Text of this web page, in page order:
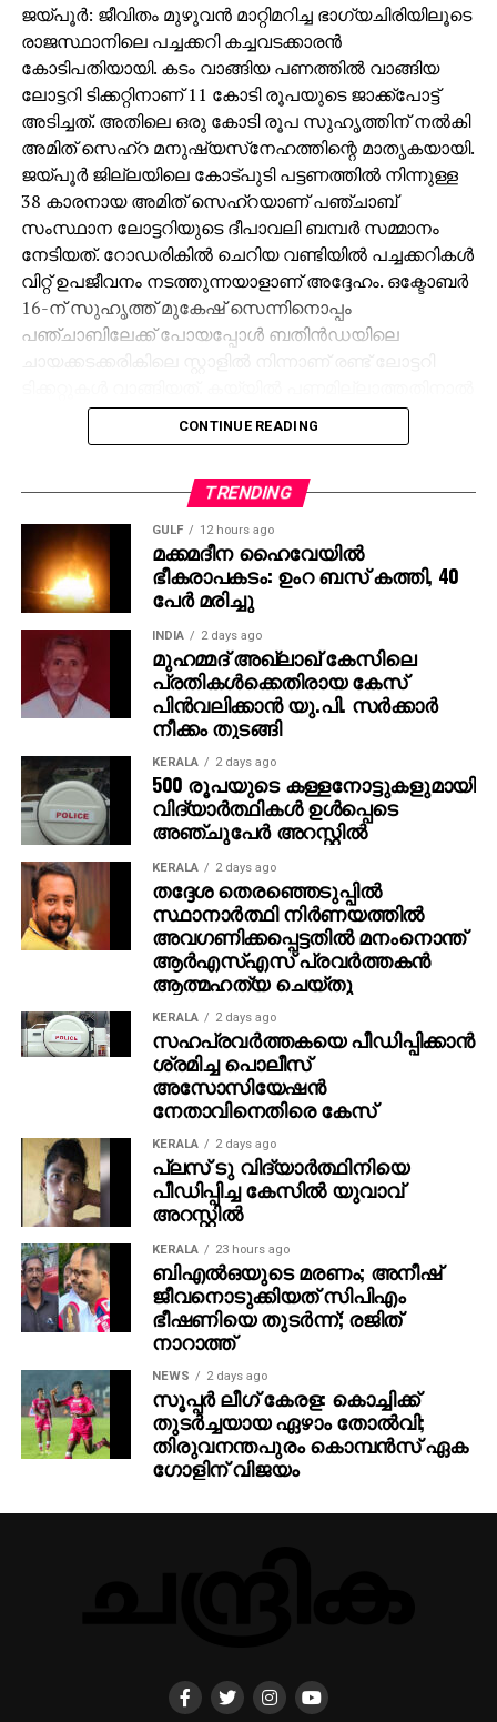
ജയ്പൂര്‍: ജീവിതം മുഴുവന്‍ മാറ്റിമറിച്ച ഭാഗ്യചിരിയിലൂടെ
രാജസ്ഥാനിലെ പച്ചക്കറി കച്ചവടക്കാരന്‍
കോടിപതിയായി. കടം വാങ്ങിയ പണത്തില്‍ വാങ്ങിയ
ലോട്ടറി ടിക്കറ്റിനാണ് 11 കോടി രൂപയുടെ ജാക്ക്‌പോട്ട്
അടിച്ചത്. അതിലെ ഒരു കോടി രൂപ സുഹൃത്തിന് നല്‍കി
അമിത് സെഹ്‌റ മനുഷ്യസ്‌നേഹത്തിന്റെ മാതൃകയായി.
ജയ്പൂര്‍ ജില്ലയിലെ കോട്പുടി പട്ടണത്തില്‍ നിന്നുള്ള
38 കാരനായ അമിത് സെഹ്‌റയാണ് പഞ്ചാബ്
സംസ്ഥാന ലോട്ടറിയുടെ ദീപാവലി ബമ്പര്‍ സമ്മാനം
നേടിയത്. റോഡരികില്‍ ചെറിയ വണ്ടിയില്‍ പച്ചക്കറികള്‍
വിറ്റ് ഉപജീവനം നടത്തുന്നയാളാണ് അദ്ദേഹം. ഒക്ടോബര്‍
16-ന് സുഹൃത്ത് മുകേഷ് സെന്നിനൊപ്പം
പഞ്ചാബിലേക്ക് പോയപ്പോള്‍ ബതിന്‍ഡയിലെ
മുകേഷിനോട് 1000 രൂപ കടം വാങ്ങുകയായിരുന്നു.
ഒക്ടോബര്‍ 31ന് രാത്രി 10 മണിക്ക് മുകേഷിന്റെ ഫോണ്‍
അടിച്ചതറിയുന്നത്. രണ്ടാമത്തെ ടിക്കറ്റിനും 1000 രൂപ
സമ്മാനമായി ലഭിച്ചു. ലോട്ടറി അടിച്ച വിവരം
അറിഞ്ഞപ്പോള്‍ ആദ്യം ഓര്‍ത്തത് സുഹൃത്ത്
മുകേഷിനെയായിരുന്നു. അദ്ദേഹത്തിന്റെ രണ്ട്
പെണ്‍മക്കള്‍ക്ക് 50 ലക്ഷം രൂപ വീതം ആകെ ഒരു കോടി
നല്‍കുമെന്ന് അമിത് പറഞ്ഞു. ‘ പഞ്ചാബിലേക്ക്
വരാന്‍പോലും 8,000 രൂപ കടം വാങ്ങിയിരുന്നു. അത്
ഇപ്പോള്‍ തിരിച്ചടക്കും. കോടിപതിയായെങ്കിലും ഞാന്‍
പഴയപോലെ കച്ചവടം തുടരും. ഭാര്യയുടെ ആഗ്രഹം
പോലെ സ്ഥലം വാങ്ങി വീട് പണിയും ‘ എന്നതായിരുന്നു
അമിതിന്റെ പ്രതികരണം. സാധാരണ മനുഷ്യന്റെ
മനോഹരമായ പങ്കുവെക്കലാണ് ഇപ്പോള്‍ സോഷ്യല്‍
മീഡിയയില്‍ ചര്‍ച്ചയായിരിക്കുന്നത്.
CONTINUE READING
TRENDING
GULF 12 hours ago
മക്കമദീന ഹൈവേയില്‍
ഭീകരാപകടം: ഉംറ ബസ് കത്തി, 40
പേര്‍ മരിച്ചു
INDIA 2 days ago
മുഹമ്മദ് അഖ്‌ലാഖ് കേസിലെ
പ്രതികള്‍ക്കെതിരായ കേസ്
പിന്‍വലിക്കാന്‍ യു.പി. സര്‍ക്കാര്‍
നീക്കം തുടങ്ങി
KERALA 2 days ago
500 രൂപയുടെ കള്ളനോട്ടുകളുമായി
വിദ്യാര്‍ത്ഥികള്‍ ഉള്‍പ്പെടെ
അഞ്ചുപേര്‍ അറസ്റ്റില്‍
KERALA 2 days ago
തദ്ദേശ തെരഞ്ഞെടുപ്പില്‍
സ്ഥാനാര്‍ത്ഥി നിര്‍ണയത്തില്‍
അവഗണിക്കപ്പെട്ടതില്‍ മനംനൊന്ത്
ആര്‍എസ്എസ് പ്രവര്‍ത്തകന്‍
ആത്മഹത്യ ചെയ്തു
KERALA 2 days ago
സഹപ്രവര്‍ത്തകയെ പീഡിപ്പിക്കാന്‍
ശ്രമിച്ച പൊലീസ്
അസോസിയേഷന്‍
നേതാവിനെതിരെ കേസ്
KERALA 2 days ago
പ്ലസ് ടു വിദ്യാര്‍ത്ഥിനിയെ
പീഡിപ്പിച്ച കേസില്‍ യുവാവ്
അറസ്റ്റില്‍
KERALA 23 hours ago
ബിഎല്‍ഒയുടെ മരണം; അനീഷ്
ജീവനൊടുക്കിയത് സിപിഎം
ഭീഷണിയെ തുടര്‍ന്ന്; രജിത്
നാറാത്ത്
NEWS 2 days ago
സൂപ്പര്‍ ലീഗ് കേരള: കൊച്ചിക്ക്
തുടര്‍ച്ചയായ ഏഴാം തോല്‍വി;
തിരുവനന്തപുരം കൊമ്പന്‍സ് ഏക
ഗോളിന് വിജയം